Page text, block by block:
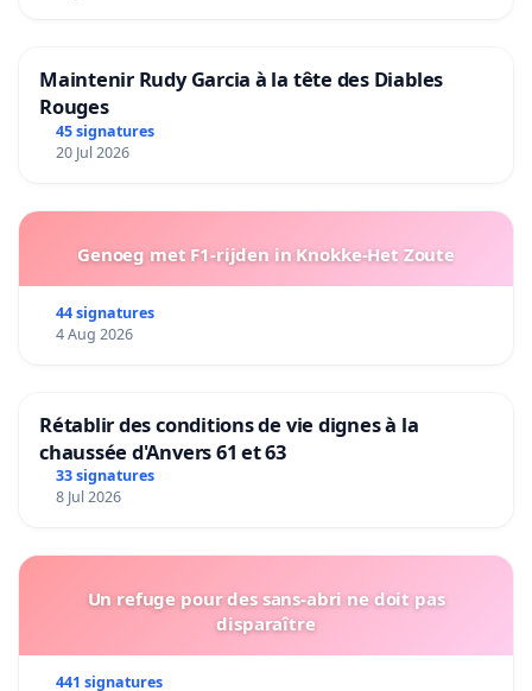
Maintenir Rudy Garcia à la tête des Diables
Rouges
45 signatures
20 Jul 2026
Genoeg met F1-rijden in Knokke-Het Zoute
44 signatures
4 Aug 2026
Rétablir des conditions de vie dignes à la
chaussée d'Anvers 61 et 63
33 signatures
8 Jul 2026
Un refuge pour des sans-abri ne doit pas
disparaître
441 signatures